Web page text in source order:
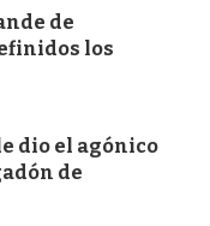
de
los
dio el agónico
de